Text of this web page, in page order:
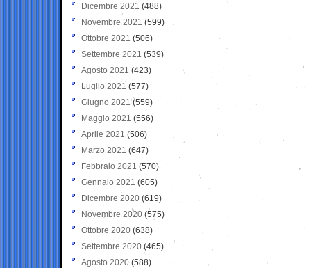
Dicembre 2021 (488)
Novembre 2021 (599)
Ottobre 2021 (506)
Settembre 2021 (539)
Agosto 2021 (423)
Luglio 2021 (577)
Giugno 2021(559)
Maggio 2021 (556)
Aprile 2021 (506)
Marzo 2021 (647)
Febbraio 2021 (570)
Gennaio 2021 (605)
Dicembre 2020 (619)
Novembre 2020 (575)
Ottobre 2020 (638)
Settembre 2020(465)
Agosto 2020 (588)